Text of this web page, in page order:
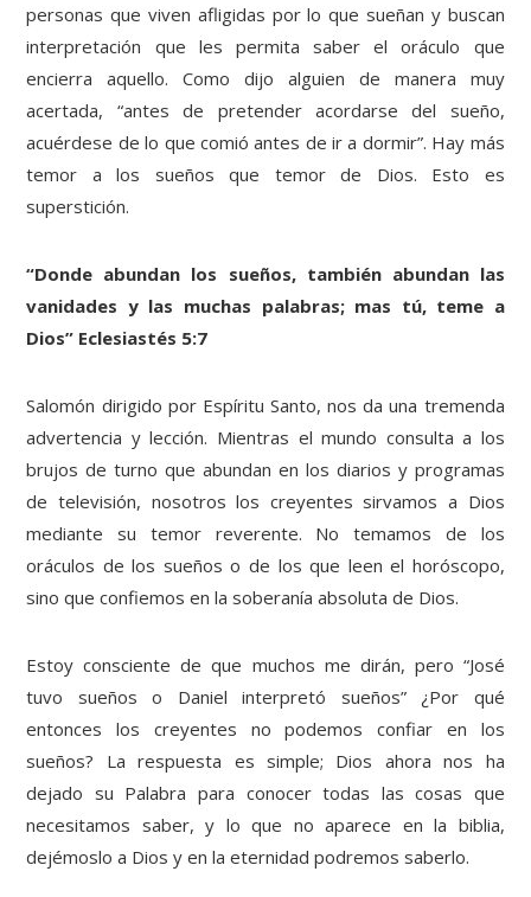
personas que viven afligidas por lo que sueñan y buscan
interpretación que les permita saber el oráculo que
encierra aquello. Como dijo alguien de manera muy
acertada, “antes de pretender acordarse del sueño,
acuérdese de lo que comió antes de ir a dormir”. Hay más
temor a los sueños que temor de Dios. Esto es
superstición.
“Donde abundan los sueños, también abundan las
vanidades y las muchas palabras; mas tú, teme a
Dios” Eclesiastés 5:7
Salomón dirigido por Espíritu Santo, nos da una tremenda
advertencia y lección. Mientras el mundo consulta a los
brujos de turno que abundan en los diarios y programas
de televisión, nosotros los creyentes sirvamos a Dios
mediante su temor reverente. No temamos de los
oráculos de los sueños o de los que leen el horóscopo,
sino que confiemos en la soberanía absoluta de Dios.
Estoy consciente de que muchos me dirán, pero “José
tuvo sueños o Daniel interpretó sueños” ¿Por qué
entonces los creyentes no podemos confiar en los
sueños? La respuesta es simple; Dios ahora nos ha
dejado su Palabra para conocer todas las cosas que
necesitamos saber, y lo que no aparece en la biblia,
dejémoslo a Dios y en la eternidad podremos saberlo.